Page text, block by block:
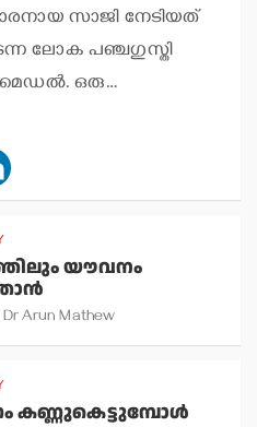
സാജി നേടിയത്
ലോക പഞ്ചഗുസ്തി
മെഡല്‍. ഒരു…
യൗവനം
Dr Arun Mathew
കണ്ണുകെട്ടുമ്പോള്‍